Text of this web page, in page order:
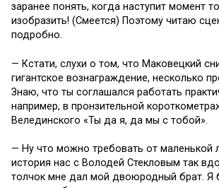
заранее понять, когда наступит момент
изобразить! (Смеется) Поэтому читаю
подробно.
— Кстати, слухи о том, что Маковецкий
гигантское вознаграждение, несколько
Знаю, что ты соглашался работать
например, в пронзительной
Велединского «Ты да я, да мы с тобой».
— Ну что можно требовать от маленькой
история нас с Володей Стекловым так
толчок мне дал мой двоюродный брат. Я